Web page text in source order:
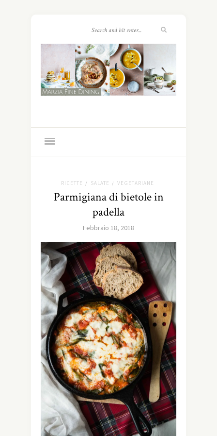
RICETTE / SALATE / VEGETARIANE
Parmigiana di bietole in
padella
Febbraio 18, 2018